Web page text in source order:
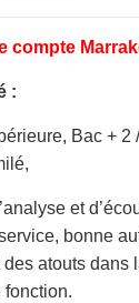
compte
:
Bac + 2
et
bonne
atouts dans
fonction.